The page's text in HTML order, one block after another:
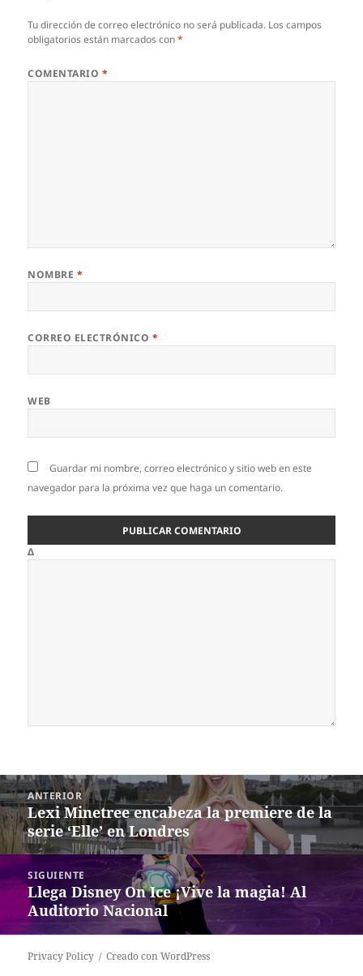
Tu dirección de correo electrónico no será publicada. Los campos
obligatorios están marcados con*
COMENTARIO *
NOMBRE *
CORREO ELECTRÓNICO *
WEB
Guardar mi nombre, correo electrónico y sitio web en este
navegador para la próxima vez que haga un comentario.
Δ
Navegación
de
entradas
ANTERIOR
Entrada
anterior:
Lexi Minetree encabeza la premiere de la
serie ‘Elle’ en Londres
SIGUIENTE
Siguiente
entrada:
Llega Disney On Ice ¡Vive la magia! Al
Auditorio Nacional
Privacy Policy Creado con WordPress